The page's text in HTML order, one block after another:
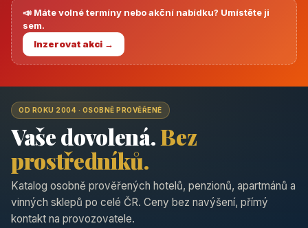
📣 Máte volné termíny nebo akční nabídku? Umístěte ji
sem.
Inzerovat akci →
OD ROKU 2004 · OSOBNĚ PROVĚŘENÉ
Vaše dovolená.Bez
prostředníků.
Katalog osobně prověřených hotelů, penzionů, apartmánů a
vinných sklepů po celé ČR. Ceny bez navýšení, přímý
kontakt na provozovatele.